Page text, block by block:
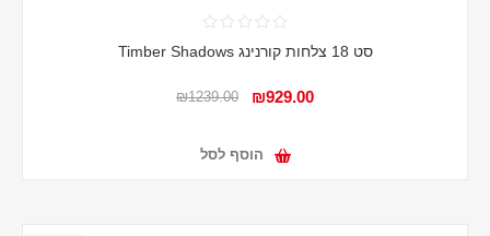
סט 18 צלחות קורנינג Timber Shadows
₪929.00
₪1239.00
הוסף לסל